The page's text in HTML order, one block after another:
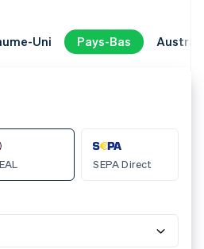
Australie Allemagne
Australie Allemagne